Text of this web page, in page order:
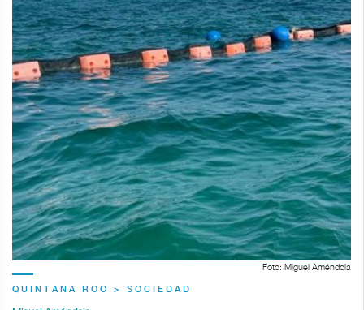
Foto: Miguel Améndola
QUINTANA ROO > SOCIEDAD